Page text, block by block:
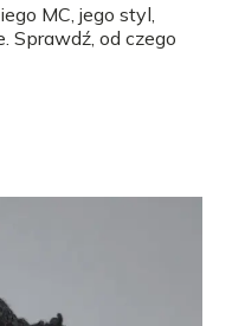
MC, jego styl,
Sprawdź, od czego